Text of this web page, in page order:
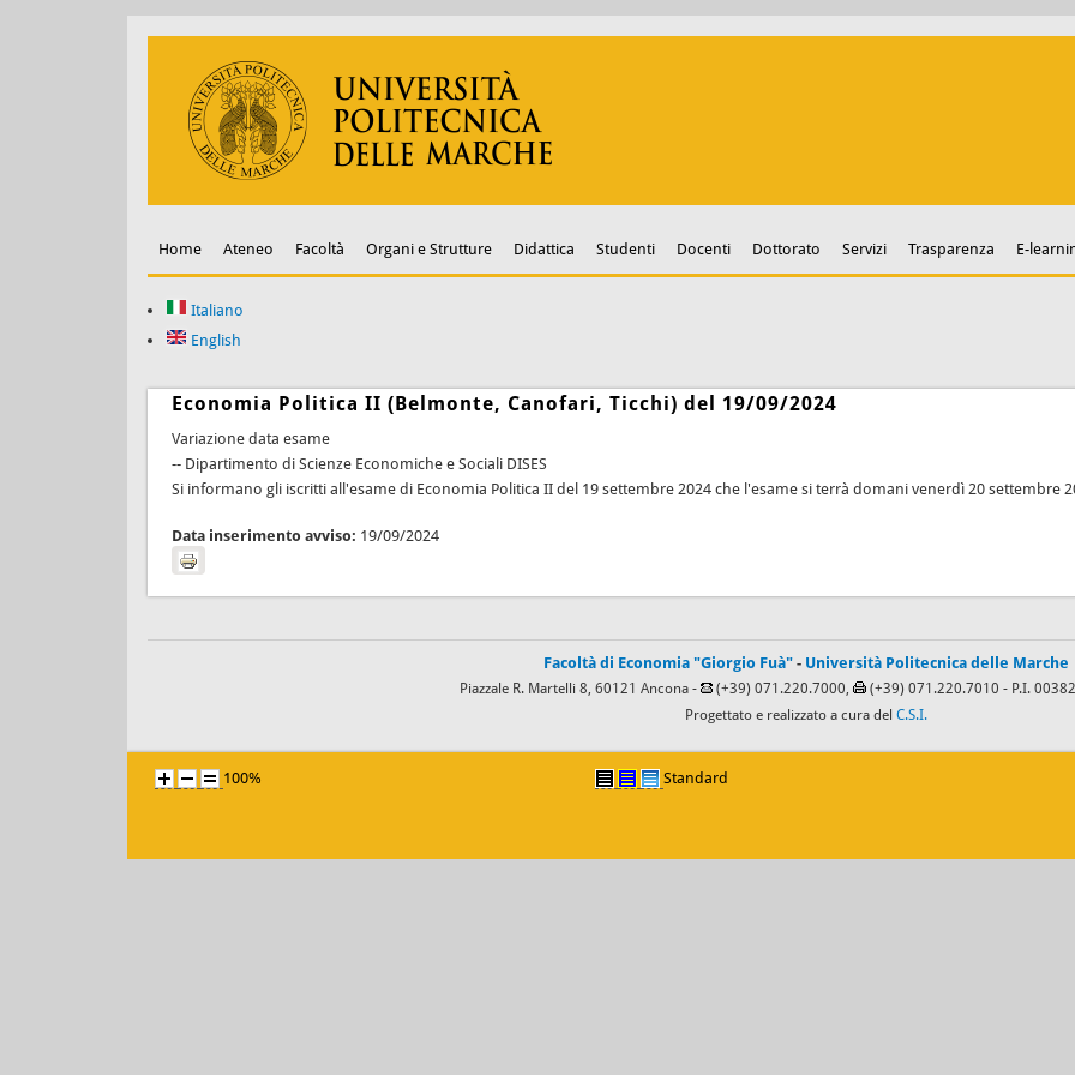
Home Ateneo Facoltà Organi e Strutture Didattica Studenti Docenti Dottorato Servizi Trasparenza E-
Italiano
English
Economia Politica II (Belmonte, Canofari, Ticchi) del 19/09/2024
Variazione data esame
-- Dipartimento di Scienze Economiche e Sociali DISES
Si informano gli iscritti all'esame di Economia Politica II del 19 settembre 2024 che l'esame si terrà domani venerdì 20 settembre
Data inserimento avviso: 19/09/2024
Facoltà di Economia "Giorgio Fuà" - Università Politecnica delle Marche
Piazzale R. Martelli 8, 60121 Ancona - (+39) 071.220.7000, (+39) 071.220.7010 - P.I.
Progettato e realizzato a cura del C.S.I.
100% Standard